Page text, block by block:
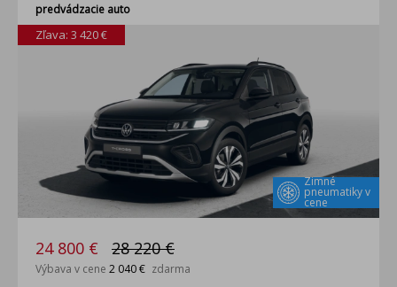
predvádzacie auto
Zimné
pneumatiky v
cene
Zľava: 3 420 €
24 800 € 28 220 €
Výbava v cene 2 040 € zdarma